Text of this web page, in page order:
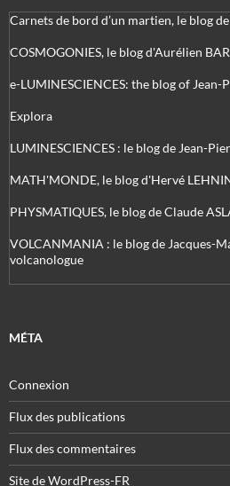
Carnets de bord d’un martien, le blog
COSMOGONIES, le blog d'Aurélien
e-LUMINESCIENCES: the blog of Jean-
Explora
LUMINESCIENCES : le blog de Jean-
MATH'MONDE, le blog d'Hervé
PHYSMATIQUES, le blog de Claude
VOLCANMANIA : le blog de Jacques-
volcanologue
MÉTA
Connexion
Flux des publications
Flux des commentaires
Site de WordPress-FR